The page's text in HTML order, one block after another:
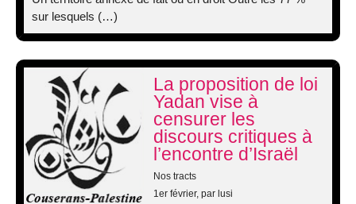
sur lesquels (…)
La proposition de loi
Yadan vise à
censurer les
discours critiques à
l’encontre d’Israël
Nos tracts
1er février, par lusi